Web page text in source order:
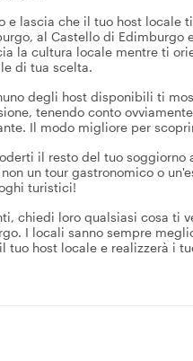
lascia che il tuo host locale
al Castello di Edimburgo
la cultura locale mentre ti
di tua scelta.
degli host disponibili ti
tenendo conto
Il modo migliore per
il resto del tuo
un tour gastronomico o
turistici!
chiedi loro qualsiasi cosa ti
I locali sanno sempre
tuo host locale e realizzerà i